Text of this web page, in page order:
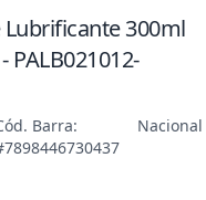
300ml
Barra:
Nacional